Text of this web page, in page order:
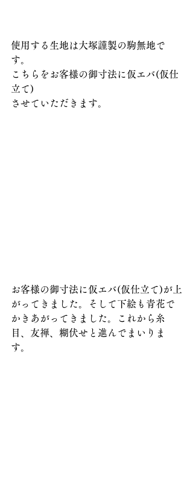
使用する生地は大塚謹製の駒無地で
す。
こちらをお客様の御寸法に仮エバ(仮仕
立て)
させていただきます。
お客様の御寸法に仮エバ(仮仕立て)が上
がってきました。そして下絵も青花で
かきあがってきました。これから糸
目、友禅、糊伏せと進んでまいりま
す。